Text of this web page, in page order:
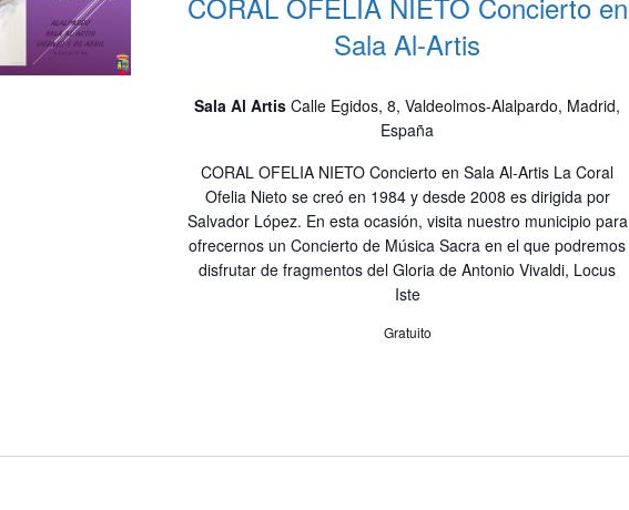
Sala Al-Artis
Sala Al Artis Calle Egidos, 8, Valdeolmos-Alalpardo, Madrid,
España
CORAL OFELIA NIETO Concierto en Sala Al-Artis La Coral
Ofelia Nieto se creó en 1984 y desde 2008 es dirigida por
Salvador López. En esta ocasión, visita nuestro municipio para
ofrecernos un Concierto de Música Sacra en el que podremos
disfrutar de fragmentos del Gloria de Antonio Vivaldi, Locus
Iste
Gratuito